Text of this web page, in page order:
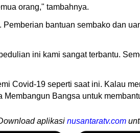
orang," tambahnya.
bantuan sembako dan
ini kami sangat terbantu.
Covid-19 seperti saat ini. Kalau
Bangsa untuk
aplikasi nusantaratv.com